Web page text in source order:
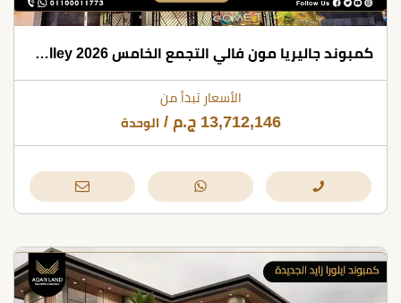
كمبوند جاليريا مون فالي التجمع الخامس 2026 Galleria Moon Valley
الأسعار تبدأ من
13,712,146 ج.م / الوحدة